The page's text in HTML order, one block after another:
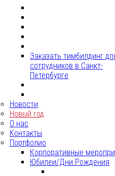
Заказать тимбилдинг
сотрудников в Санкт-
Петербурге
Новости
Новый год
О нас
Контакты
Портфолио
Корпоративные
Юбилеи/Дни Рождения